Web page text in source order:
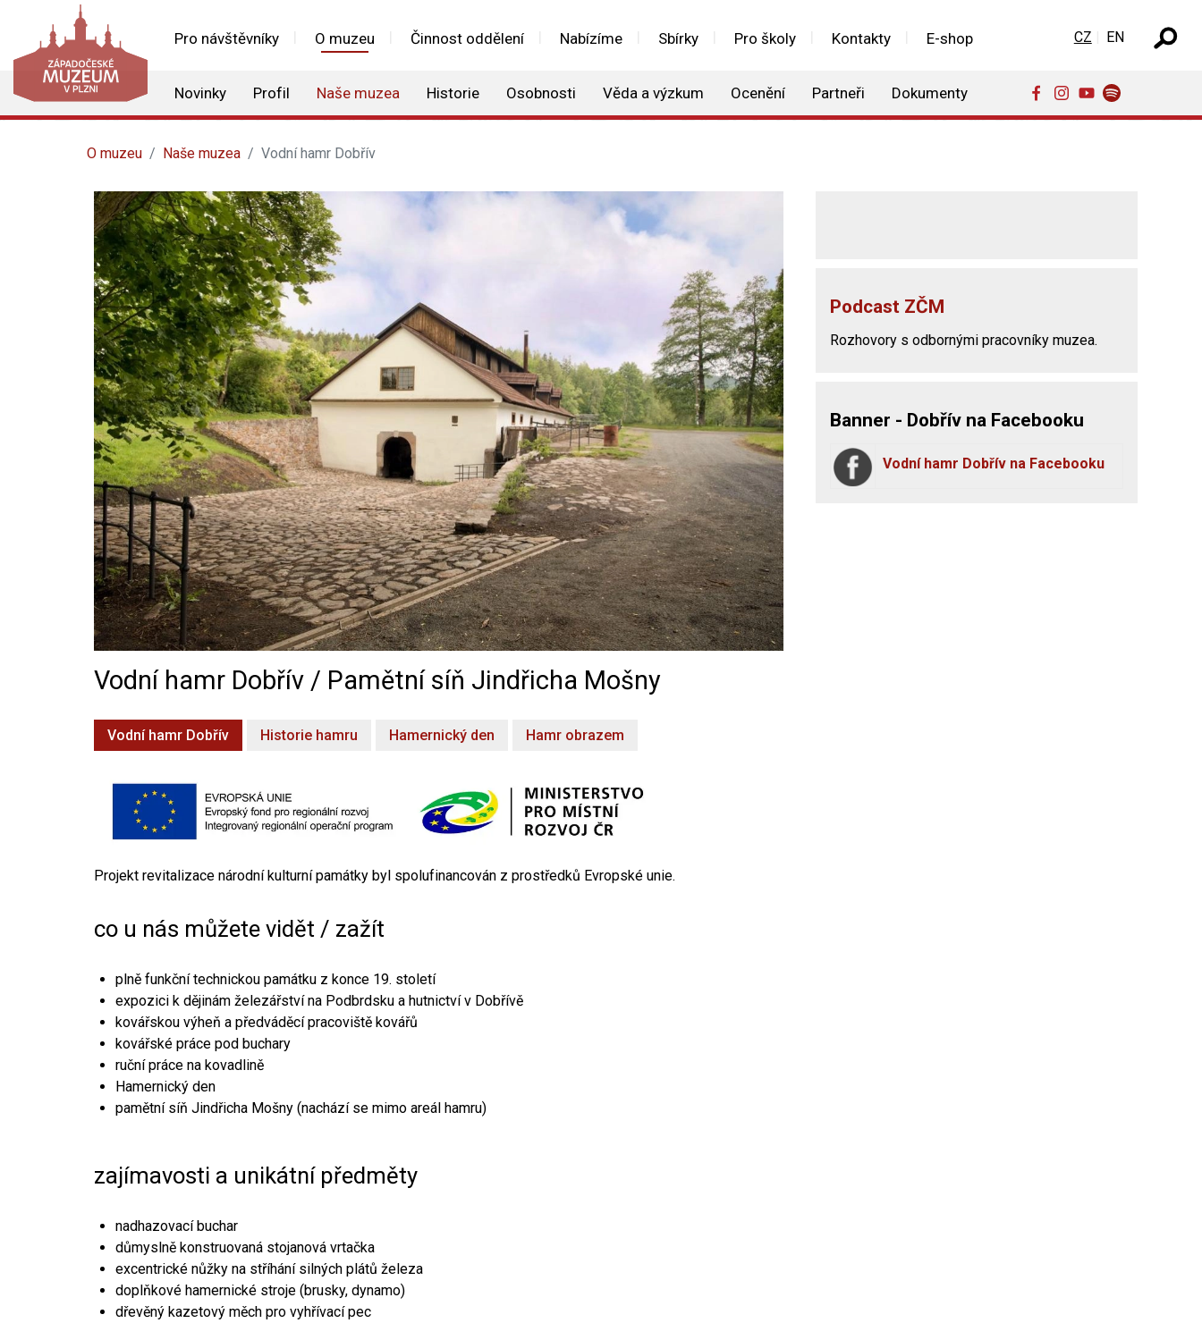
Pro návštěvníky O muzeu Činnost oddělení Nabízíme Sbírky Pro školy Kontakty E-shop
Novinky Profil Naše muzea Historie Osobnosti Věda a výzkum Ocenění Partneři Dokumenty
Zvolte jazyk
CZ EN
O muzeu Naše muzea Vodní hamr Dobřív
Vodní hamr Dobřív / Pamětní síň Jindřicha Mošny
Vodní hamr Dobřív Historie hamru Hamernický den Hamr obrazem
Projekt revitalizace národní kulturní památky byl spolufinancován z prostředků Evropské unie.
co u nás můžete vidět / zažít
plně funkční technickou památku z konce 19. století
expozici k dějinám železářství na Podbrdsku a hutnictví v Dobřívě
kovářskou výheň a předváděcí pracoviště kovářů
kovářské práce pod buchary
ruční práce na kovadlině
Hamernický den
pamětní síň Jindřicha Mošny (nachází se mimo areál hamru)
zajímavosti a unikátní předměty
nadhazovací buchar
důmyslně konstruovaná stojanová vrtačka
excentrické nůžky na stříhání silných plátů železa
doplňkové hamernické stroje (brusky, dynamo)
dřevěný kazetový měch pro vyhřívací pec
Podcast ZČM
Rozhovory s odbornými pracovníky muzea.
Banner - Dobřív na Facebooku
Vodní hamr Dobřív na Facebooku